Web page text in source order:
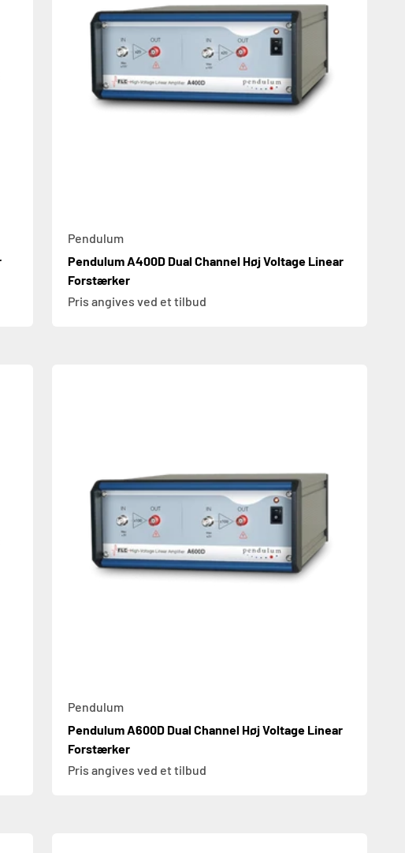
Pendulum
Pendulum A400D Dual Channel Høj Voltage Linear
Forstærker
Pris angives ved et tilbud
Pendulum
Pendulum A600D Dual Channel Høj Voltage Linear
Forstærker
Pris angives ved et tilbud